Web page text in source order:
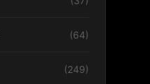
(64)
(249)